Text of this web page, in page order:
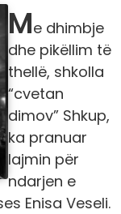
Me dhimbje
dhe pikëllim të
thellë, shkolla
“cvetan
dimov” Shkup,
ka pranuar
lajmin për
ndarjen e
Enisa Veseli.